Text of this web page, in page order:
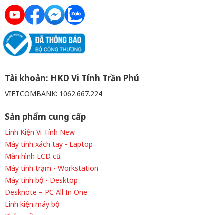
Tài khoản: HKD Vi Tính Trần Phú
VIETCOMBANK: 1062.667.224
Sản phẩm cung cấp
Linh Kiện Vi Tính New
Máy tính xách tay - Laptop
Màn hình LCD cũ
Máy tính trạm - Workstation
Máy tính bộ - Desktop
Desknote – PC All In One
Linh kiện máy bộ